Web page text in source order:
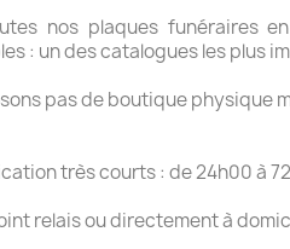
nos plaques funéraires
: un des catalogues les plus
pas de boutique physique
très courts : de 24h00 à
relais ou directement à